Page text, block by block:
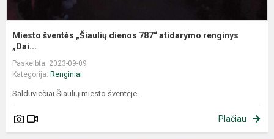
Miesto šventės „Šiaulių dienos 787“ atidarymo renginys
„Dai...
Paskelbta: 2023-09-09
Kategorija: Renginiai
Salduviečiai Šiaulių miesto šventėje.
Plačiau